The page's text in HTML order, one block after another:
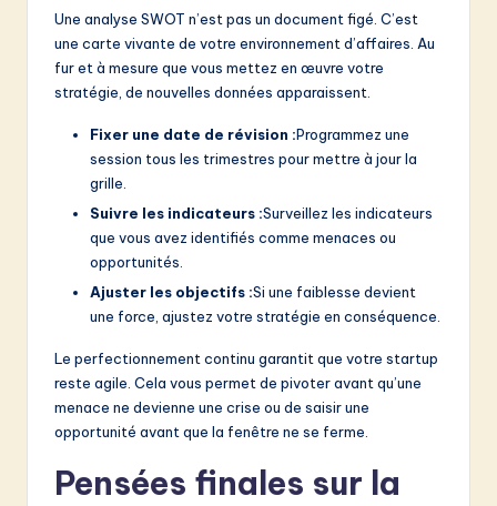
Une analyse SWOT n’est pas un document figé. C’est
une carte vivante de votre environnement d’affaires. Au
fur et à mesure que vous mettez en œuvre votre
stratégie, de nouvelles données apparaissent.
Fixer une date de révision :Programmez une
session tous les trimestres pour mettre à jour la
grille.
Suivre les indicateurs :Surveillez les indicateurs
que vous avez identifiés comme menaces ou
opportunités.
Ajuster les objectifs :Si une faiblesse devient
une force, ajustez votre stratégie en conséquence.
Le perfectionnement continu garantit que votre startup
reste agile. Cela vous permet de pivoter avant qu’une
menace ne devienne une crise ou de saisir une
opportunité avant que la fenêtre ne se ferme.
Pensées finales sur la